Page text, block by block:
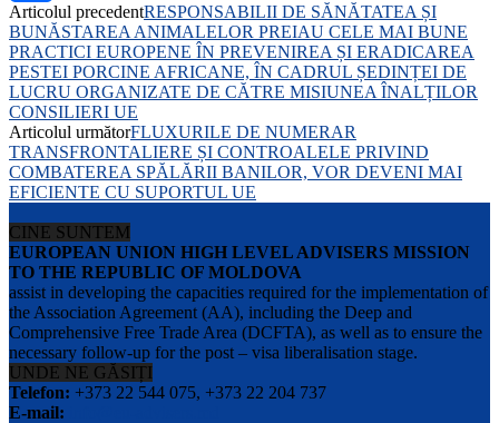
Share
Articolul precedentRESPONSABILII DE SĂNĂTATEA ȘI
BUNĂSTAREA ANIMALELOR PREIAU CELE MAI BUNE
PRACTICI EUROPENE ÎN PREVENIREA ȘI ERADICAREA
PESTEI PORCINE AFRICANE, ÎN CADRUL ȘEDINȚEI DE
LUCRU ORGANIZATE DE CĂTRE MISIUNEA ÎNALȚILOR
CONSILIERI UE
Articolul următorFLUXURILE DE NUMERAR
TRANSFRONTALIERE ȘI CONTROALELE PRIVIND
COMBATEREA SPĂLĂRII BANILOR, VOR DEVENI MAI
EFICIENTE CU SUPORTUL UE
CINE SUNTEM
EUROPEAN UNION HIGH LEVEL ADVISERS MISSION
TO THE REPUBLIC OF MOLDOVA
assist in developing the capacities required for the implementation of
the Association Agreement (AA), including the Deep and
Comprehensive Free Trade Area (DCFTA), as well as to ensure the
necessary follow-up for the post – visa liberalisation stage.
UNDE NE GĂSIȚI
Telefon: +373 22 544 075, +373 22 204 737
E-mail: